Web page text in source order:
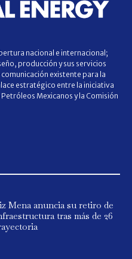
nacional e internacional;
producción y sus servicios
existente para la
estratégico entre la iniciativa
Mexicanos y la Comisión
Mena anuncia su retiro de
tras más de 26